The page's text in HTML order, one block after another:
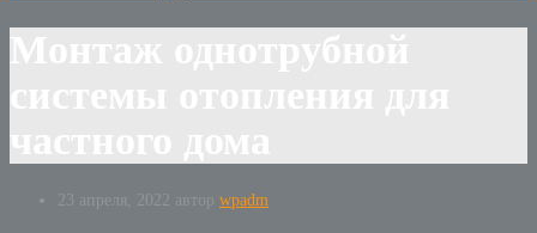
23 апреля, 2022 автор wpadm